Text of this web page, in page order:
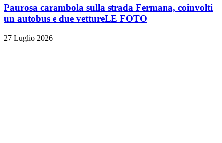
Paurosa carambola sulla strada Fermana, coinvolti
un autobus e due vettureLE FOTO
27 Luglio 2026